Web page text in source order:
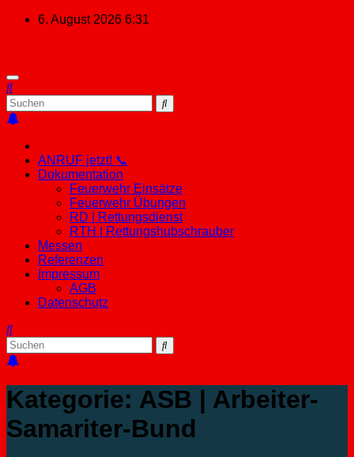
Zum
6. August 2026 6:31
ANRUF jetzt! 📞
Dokumentation
Feuerwehr Einsätze
Feuerwehr Übungen
RD | Rettungsdienst
RTH | Rettungshubschrauber
Messen
Referenzen
Impressum
AGB
Datenschutz
Kategorie: ASB | Arbeiter-
Samariter-Bund